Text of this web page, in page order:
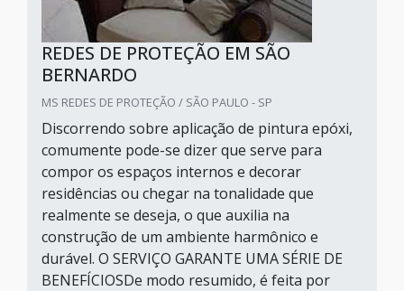
REDES DE PROTEÇÃO EM SÃO
BERNARDO
MS REDES DE PROTEÇÃO / SÃO PAULO - SP
Discorrendo sobre aplicação de pintura epóxi,
comumente pode-se dizer que serve para
compor os espaços internos e decorar
residências ou chegar na tonalidade que
realmente se deseja, o que auxilia na
construção de um ambiente harmônico e
durável. O SERVIÇO GARANTE UMA SÉRIE DE
BENEFÍCIOSDe modo resumido, é feita por